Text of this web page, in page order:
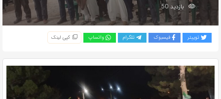
بازدید 50
توییتر فیسبوک تلگرام واتساپ کپی لینک